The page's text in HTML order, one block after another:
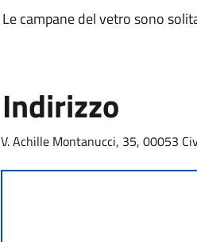
Le campane del vetro sono
Indirizzo
V. Achille Montanucci, 35, 00053